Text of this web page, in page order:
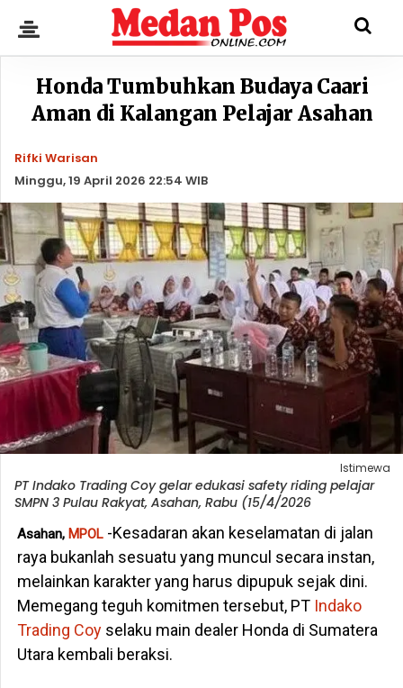
Honda Tumbuhkan Budaya Caari
Aman di Kalangan Pelajar Asahan
Rifki Warisan
Minggu, 19 April 2026 22:54 WIB
Istimewa
PT Indako Trading Coy gelar edukasi safety riding pelajar
SMPN 3 Pulau Rakyat, Asahan, Rabu (15/4/2026
Asahan, MPOL-Kesadaran akan keselamatan di jalan
raya bukanlah sesuatu yang muncul secara instan,
melainkan karakter yang harus dipupuk sejak dini.
Memegang teguh komitmen tersebut, PT Indako
Trading Coyselaku main dealer Honda di Sumatera
Utara kembali beraksi.